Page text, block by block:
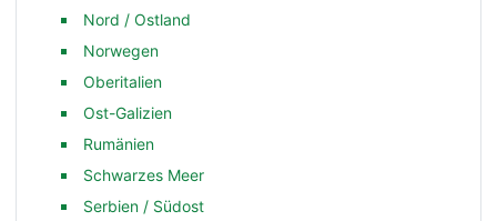
Nord / Ostland
Norwegen
Oberitalien
Ost-Galizien
Rumänien
Schwarzes Meer
Serbien / Südost